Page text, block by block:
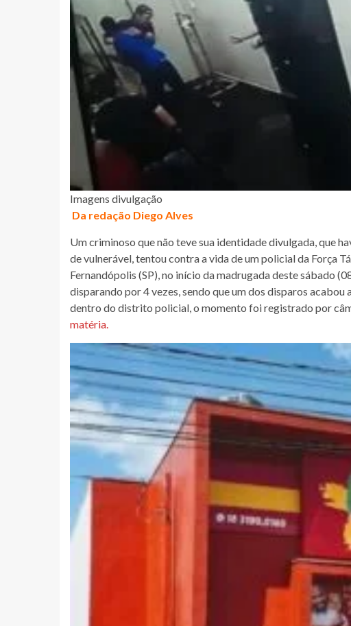
Imagens divulgação
Da redação Diego Alves
Um criminoso que não teve sua identidade divulgada, que
de vulnerável, tentou contra a vida de um policial da Força
Fernandópolis (SP), no início da madrugada deste sábado
disparando por 4 vezes, sendo que um dos disparos
dentro do distrito policial, o momento foi registrado por
matéria.